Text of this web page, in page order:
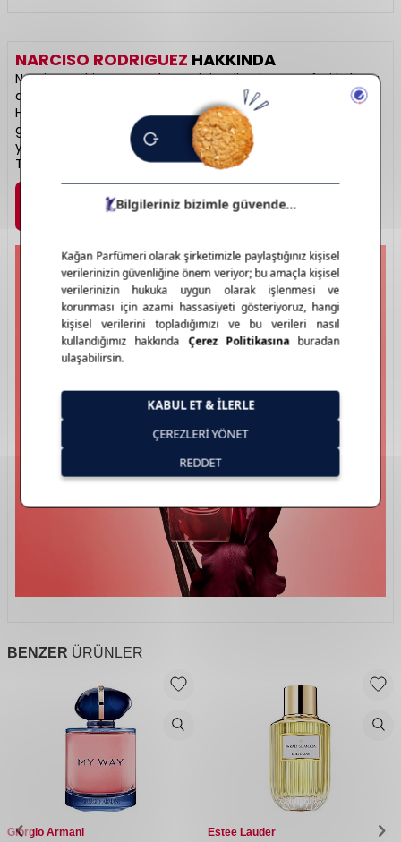
NARCISO RODRIGUEZ HAKKINDA
Narciso Rodriguez, modern minimalizmi ve zarafeti kokuya
dönüştüren lüks bir parfüm markasıdır. “For Her” ve “For
Him” koleksiyonları misk bazlı imza kokularıyla sadelikten
gelen ihtişamı yansıtır. Şık ve sade şişe tasarımları, kalıcılığı
yüksek içeriklerle birleşerek sofistike bir imza oluşturur.
Teninizle bütünleşen kokuların adresidir.
Marka Detayı
BENZER ÜRÜNLER
Giorgio Armani
Estee Lauder